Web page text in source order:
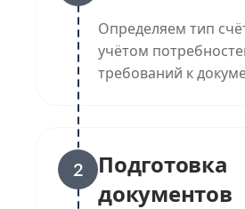
Определяем тип
учётом
требований к
2
Подготовка
документов